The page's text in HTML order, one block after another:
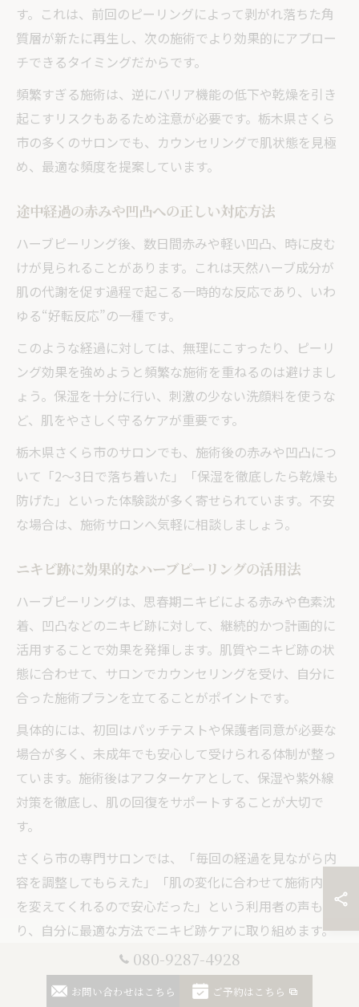
す。これは、前回のピーリングによって剥がれ落ちた角
質層が新たに再生し、次の施術でより効果的にアプロー
チできるタイミングだからです。
頻繁すぎる施術は、逆にバリア機能の低下や乾燥を引き
起こすリスクもあるため注意が必要です。栃木県さくら
市の多くのサロンでも、カウンセリングで肌状態を見極
め、最適な頻度を提案しています。
途中経過の赤みや凹凸への正しい対応方法
ハーブピーリング後、数日間赤みや軽い凹凸、時に皮む
けが見られることがあります。これは天然ハーブ成分が
肌の代謝を促す過程で起こる一時的な反応であり、いわ
ゆる“好転反応”の一種です。
このような経過に対しては、無理にこすったり、ピーリ
ング効果を強めようと頻繁な施術を重ねるのは避けまし
ょう。保湿を十分に行い、刺激の少ない洗顔料を使うな
ど、肌をやさしく守るケアが重要です。
栃木県さくら市のサロンでも、施術後の赤みや凹凸につ
いて「2〜3日で落ち着いた」「保湿を徹底したら乾燥も
防げた」といった体験談が多く寄せられています。不安
な場合は、施術サロンへ気軽に相談しましょう。
ニキビ跡に効果的なハーブピーリングの活用法
ハーブピーリングは、思春期ニキビによる赤みや色素沈
着、凹凸などのニキビ跡に対して、継続的かつ計画的に
活用することで効果を発揮します。肌質やニキビ跡の状
態に合わせて、サロンでカウンセリングを受け、自分に
合った施術プランを立てることがポイントです。
具体的には、初回はパッチテストや保護者同意が必要な
場合が多く、未成年でも安心して受けられる体制が整っ
ています。施術後はアフターケアとして、保湿や紫外線
対策を徹底し、肌の回復をサポートすることが大切で
す。
さくら市の専門サロンでは、「毎回の経過を見ながら内
容を調整してもらえた」「肌の変化に合わせて施術内容
を変えてくれるので安心だった」という利用者の声もあ
り、自分に最適な方法でニキビ跡ケアに取り組めます。
080-9287-4928
お問い合わせはこちら ご予約はこちら